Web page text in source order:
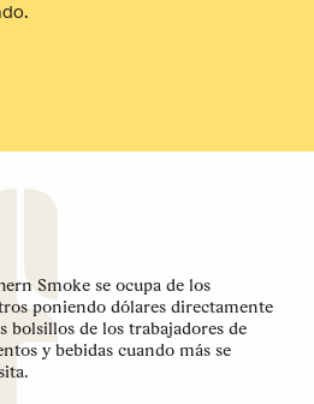
Smoke se ocupa de los
poniendo dólares directamente
bolsillos de los trabajadores de
y bebidas cuando más se